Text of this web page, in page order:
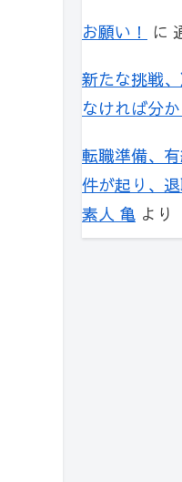
お願い！ に
新たな挑戦
なければ分か
転職準備、
件が起り、
素人 亀 より